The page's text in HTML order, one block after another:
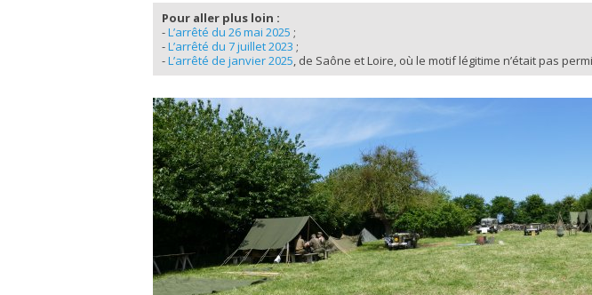
Pour aller plus loin :
-L’arrêté du 26 mai 2025 ;
-L’arrêté du 7 juillet 2023 ;
-L’arrêté de janvier 2025, de Saône et Loire, où le motif légitime n’était pas